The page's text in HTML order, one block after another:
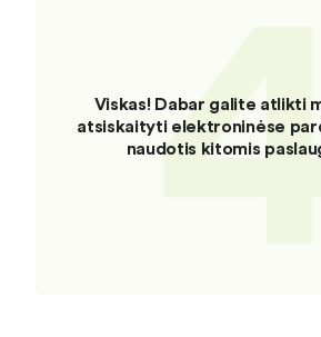
Viskas! Dabar galite atlikti
atsiskaityti elektroninėse
naudotis kitomis